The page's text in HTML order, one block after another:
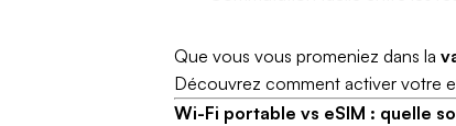
Que vous vous promeniez dans la
Découvrez comment activer votre
Wi-Fi portable vs eSIM : quelle